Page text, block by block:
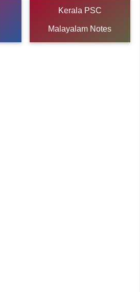
Kerala PSC
Malayalam Notes